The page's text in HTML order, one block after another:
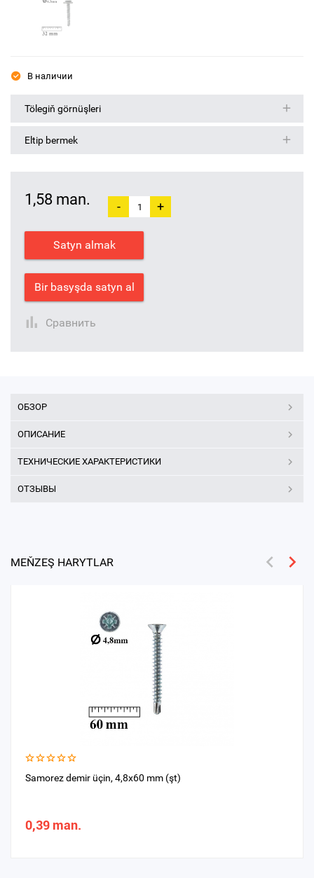
В наличии
Tölegiň görnüşleri
Eltip bermek
1,58 man. - +
Satyn almak
Bir basyşda satyn al
Сравнить
ОБЗОР
ОПИСАНИЕ
ТЕХНИЧЕСКИЕ ХАРАКТЕРИСТИКИ
ОТЗЫВЫ
MEŇZEŞ HARYTLAR
Samorez demir üçin, 4,8x60 mm (şt)
0,39 man.